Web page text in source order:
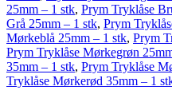
25mm – 1 stk, Prym Tryklåse
Grå 25mm – 1 stk, Prym
Mørkeblå 25mm – 1 stk, Prym
Prym Tryklåse Mørkegrøn
35mm – 1 stk, Prym Tryklåse
Tryklåse Mørkerød 35mm – 1